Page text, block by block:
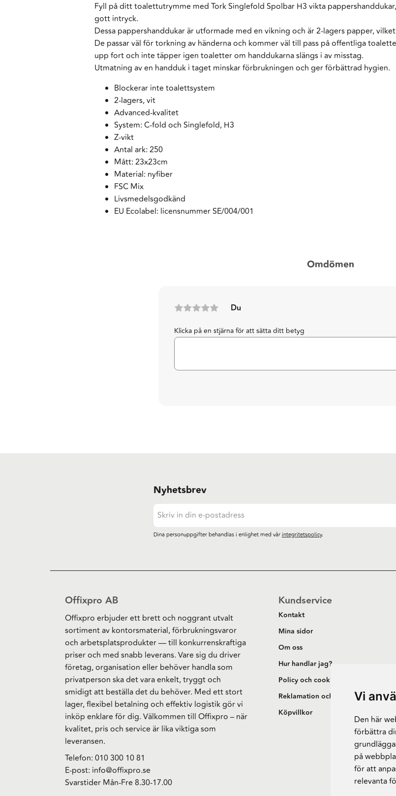
Vi
Den här
förbättra
på
för att
relevanta
Fyll på ditt toalettutrymme med Tork Singlefold Spolbar H3 vikta
gott intryck.
Dessa pappershanddukar är utformade med en vikning och är 2-lagers papper,
De passar väl för torkning av händerna och kommer väl till pass på offentliga
upp fort och inte täpper igen toaletter om handdukarna slängs i av misstag.
Utmatning av en handduk i taget minskar förbrukningen och ger förbättrad hygien.
Blockerar inte toalettsystem
2-lagers, vit
Advanced-kvalitet
System: C-fold och Singlefold, H3
Z-vikt
Antal ark: 250
Mått: 23x23cm
Material: nyfiber
FSC Mix
Livsmedelsgodkänd
EU Ecolabel: licensnummer SE/004/001
Omdömen
Du
Klicka på en stjärna för att sätta ditt betyg
Nyhetsbrev
Dina personuppgifter behandlas i enlighet med vårintegritetspolicy.
Offixpro AB
Offixpro erbjuder ett brett och noggrant utvalt
sortiment av kontorsmaterial, förbrukningsvaror
och arbetsplatsprodukter — till konkurrenskraftiga
priser och med snabb leverans. Vare sig du driver
företag, organisation eller behöver handla som
privatperson ska det vara enkelt, tryggt och
smidigt att beställa det du behöver. Med ett stort
lager, flexibel betalning och effektiv logistik gör vi
inköp enklare för dig. Välkommen till Offixpro – när
kvalitet, pris och service är lika viktiga som
leveransen.
Telefon: 010 300 10 81
E-post: info@offixpro.se
Svarstider Mån-Fre 8.30-17.00
Kundservice
Kontakt
Mina sidor
Om oss
Hur handlar jag?
Policy och cookies
Reklamation och retur
Köpvillkor